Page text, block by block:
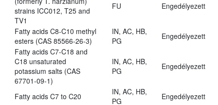
strains ICC012, T25 and
TV1
FU Engedélyezett
Fatty acids C8-C10 methyl
esters (CAS 85566-26-3)
IN, AC, HB,
PG
Engedélyezett
Fatty acids C7-C18 and
C18 unsaturated
potassium salts (CAS
67701-09-1)
IN, AC, HB,
PG
Engedélyezett
Fatty acids C7 to C20
IN, AC, HB,
PG
Engedélyezett